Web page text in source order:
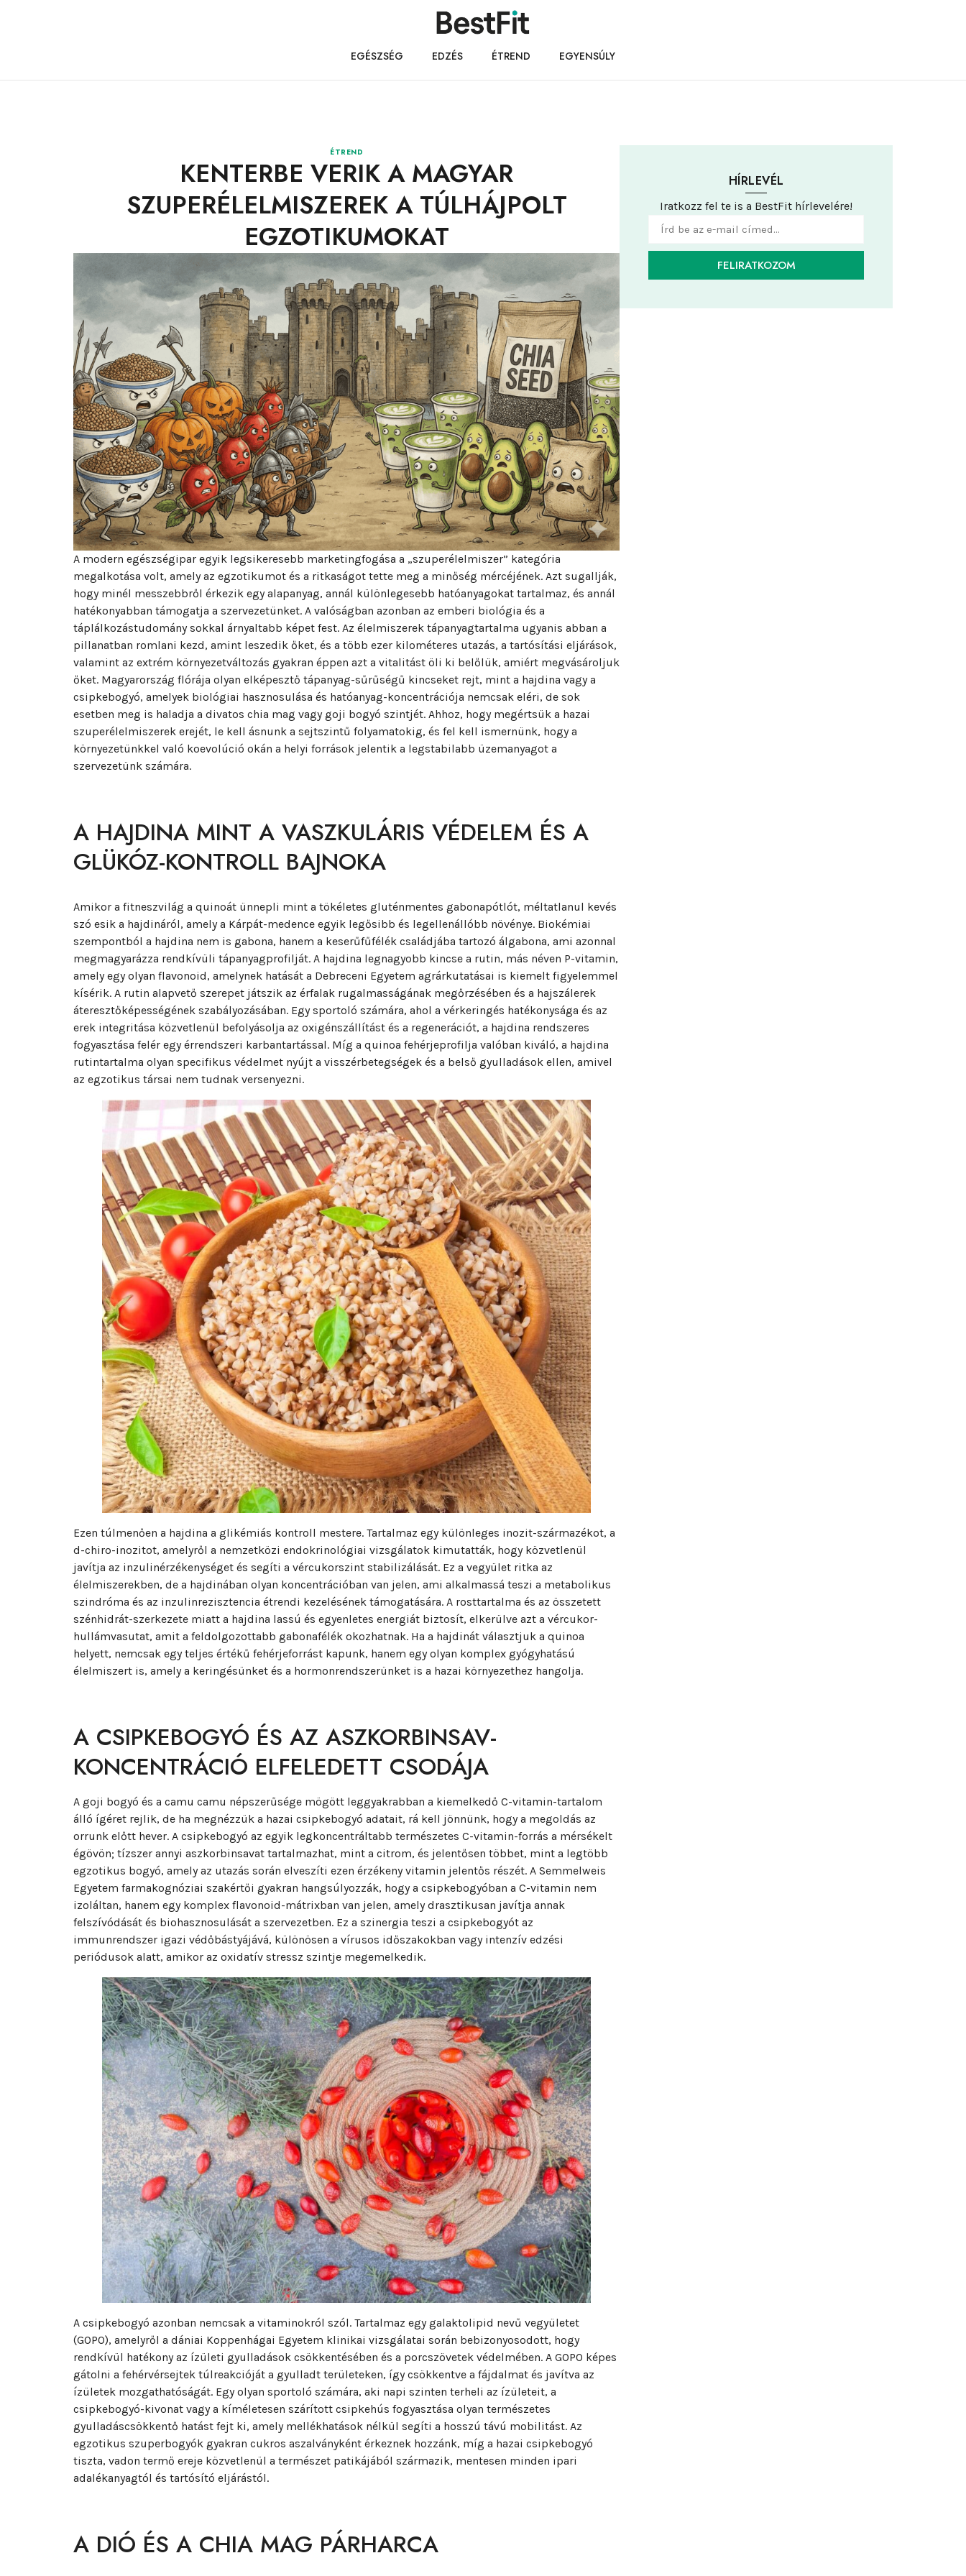
EGÉSZSÉG EDZÉS ÉTREND EGYENSÚLY
HÍRLEVÉL
Iratkozz fel te is a BestFit hírlevelére!
FELIRATKOZOM
ÉTREND
KENTERBE VERIK A MAGYAR
SZUPERÉLELMISZEREK A TÚLHÁJPOLT
EGZOTIKUMOKAT
A modern egészségipar egyik legsikeresebb marketingfogása a „szuperélelmiszer” kategória
megalkotása volt, amely az egzotikumot és a ritkaságot tette meg a minőség mércéjének. Azt sugallják,
hogy minél messzebbről érkezik egy alapanyag, annál különlegesebb hatóanyagokat tartalmaz, és annál
hatékonyabban támogatja a szervezetünket. A valóságban azonban az emberi biológia és a
táplálkozástudomány sokkal árnyaltabb képet fest. Az élelmiszerek tápanyagtartalma ugyanis abban a
pillanatban romlani kezd, amint leszedik őket, és a több ezer kilométeres utazás, a tartósítási eljárások,
valamint az extrém környezetváltozás gyakran éppen azt a vitalitást öli ki belőlük, amiért megvásároljuk
őket. Magyarország flórája olyan elképesztő tápanyag-sűrűségű kincseket rejt, mint a hajdina vagy a
csipkebogyó, amelyek biológiai hasznosulása és hatóanyag-koncentrációja nemcsak eléri, de sok
esetben meg is haladja a divatos chia mag vagy goji bogyó szintjét. Ahhoz, hogy megértsük a hazai
szuperélelmiszerek erejét, le kell ásnunk a sejtszintű folyamatokig, és fel kell ismernünk, hogy a
környezetünkkel való koevolúció okán a helyi források jelentik a legstabilabb üzemanyagot a
szervezetünk számára.
A HAJDINA MINT A VASZKULÁRIS VÉDELEM ÉS A
GLÜKÓZ-KONTROLL BAJNOKA
Amikor a fitneszvilág a quinoát ünnepli mint a tökéletes gluténmentes gabonapótlót, méltatlanul kevés
szó esik a hajdináról, amely a Kárpát-medence egyik legősibb és legellenállóbb növénye. Biokémiai
szempontból a hajdina nem is gabona, hanem a keserűfűfélék családjába tartozó álgabona, ami azonnal
megmagyarázza rendkívüli tápanyagprofilját. A hajdina legnagyobb kincse a rutin, más néven P-vitamin,
amely egy olyan flavonoid, amelynek hatását a Debreceni Egyetem agrárkutatásai is kiemelt figyelemmel
kísérik. A rutin alapvető szerepet játszik az érfalak rugalmasságának megőrzésében és a hajszálerek
áteresztőképességének szabályozásában. Egy sportoló számára, ahol a vérkeringés hatékonysága és az
erek integritása közvetlenül befolyásolja az oxigénszállítást és a regenerációt, a hajdina rendszeres
fogyasztása felér egy érrendszeri karbantartással. Míg a quinoa fehérjeprofilja valóban kiváló, a hajdina
rutintartalma olyan specifikus védelmet nyújt a visszérbetegségek és a belső gyulladások ellen, amivel
az egzotikus társai nem tudnak versenyezni.
Ezen túlmenően a hajdina a glikémiás kontroll mestere. Tartalmaz egy különleges inozit-származékot, a
d-chiro-inozitot, amelyről a nemzetközi endokrinológiai vizsgálatok kimutatták, hogy közvetlenül
javítja az inzulinérzékenységet és segíti a vércukorszint stabilizálását. Ez a vegyület ritka az
élelmiszerekben, de a hajdinában olyan koncentrációban van jelen, ami alkalmassá teszi a metabolikus
szindróma és az inzulinrezisztencia étrendi kezelésének támogatására. A rosttartalma és az összetett
szénhidrát-szerkezete miatt a hajdina lassú és egyenletes energiát biztosít, elkerülve azt a vércukor-
hullámvasutat, amit a feldolgozottabb gabonafélék okozhatnak. Ha a hajdinát választjuk a quinoa
helyett, nemcsak egy teljes értékű fehérjeforrást kapunk, hanem egy olyan komplex gyógyhatású
élelmiszert is, amely a keringésünket és a hormonrendszerünket is a hazai környezethez hangolja.
A CSIPKEBOGYÓ ÉS AZ ASZKORBINSAV-
KONCENTRÁCIÓ ELFELEDETT CSODÁJA
A goji bogyó és a camu camu népszerűsége mögött leggyakrabban a kiemelkedő C-vitamin-tartalom
álló ígéret rejlik, de ha megnézzük a hazai csipkebogyó adatait, rá kell jönnünk, hogy a megoldás az
orrunk előtt hever. A csipkebogyó az egyik legkoncentráltabb természetes C-vitamin-forrás a mérsékelt
égövön; tízszer annyi aszkorbinsavat tartalmazhat, mint a citrom, és jelentősen többet, mint a legtöbb
egzotikus bogyó, amely az utazás során elveszíti ezen érzékeny vitamin jelentős részét. A Semmelweis
Egyetem farmakognóziai szakértői gyakran hangsúlyozzák, hogy a csipkebogyóban a C-vitamin nem
izoláltan, hanem egy komplex flavonoid-mátrixban van jelen, amely drasztikusan javítja annak
felszívódását és biohasznosulását a szervezetben. Ez a szinergia teszi a csipkebogyót az
immunrendszer igazi védőbástyájává, különösen a vírusos időszakokban vagy intenzív edzési
periódusok alatt, amikor az oxidatív stressz szintje megemelkedik.
A csipkebogyó azonban nemcsak a vitaminokról szól. Tartalmaz egy galaktolipid nevű vegyületet
(GOPO), amelyről a dániai Koppenhágai Egyetem klinikai vizsgálatai során bebizonyosodott, hogy
rendkívül hatékony az ízületi gyulladások csökkentésében és a porcszövetek védelmében. A GOPO képes
gátolni a fehérvérsejtek túlreakcióját a gyulladt területeken, így csökkentve a fájdalmat és javítva az
ízületek mozgathatóságát. Egy olyan sportoló számára, aki napi szinten terheli az ízületeit, a
csipkebogyó-kivonat vagy a kíméletesen szárított csipkehús fogyasztása olyan természetes
gyulladáscsökkentő hatást fejt ki, amely mellékhatások nélkül segíti a hosszú távú mobilitást. Az
egzotikus szuperbogyók gyakran cukros aszalványként érkeznek hozzánk, míg a hazai csipkebogyó
tiszta, vadon termő ereje közvetlenül a természet patikájából származik, mentesen minden ipari
adalékanyagtól és tartósító eljárástól.
A DIÓ ÉS A CHIA MAG PÁRHARCA